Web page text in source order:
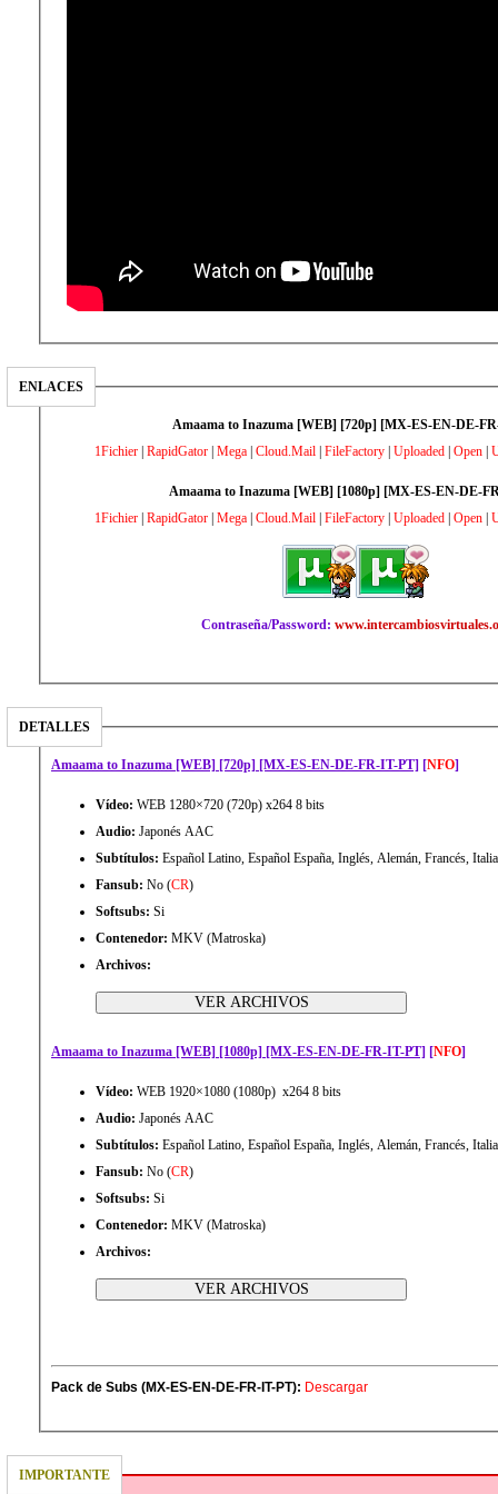
ENLACES
Amaama to Inazuma [WEB] [720p] [MX-ES-EN-DE-
1Fichier RapidGator Mega Cloud.Mail FileFactory Uploaded Open
Amaama to Inazuma [WEB] [1080p] [MX-ES-EN-DE-
1Fichier RapidGator Mega Cloud.Mail FileFactory Uploaded Open
Contraseña/Password:
DETALLES
Amaama to Inazuma [WEB] [720p] [MX-ES-EN-DE-FR-IT-PT] [NFO]
Vídeo: WEB 1280×720 (720p) x264 8 bits
Audio: Japonés AAC
Subtítulos: Español Latino, Español España, Inglés, Alemán, Francés,
Fansub: No (CR)
Softsubs: Si
Contenedor: MKV (Matroska)
Archivos:
Amaama to Inazuma [WEB] [1080p] [MX-ES-EN-DE-FR-IT-PT] [NFO]
Vídeo: WEB 1920×1080 (1080p) x264 8 bits
Audio: Japonés AAC
Subtítulos: Español Latino, Español España, Inglés, Alemán, Francés,
Fansub: No (CR)
Softsubs: Si
Contenedor: MKV (Matroska)
Archivos:
Pack de Subs (MX-ES-EN-DE-FR-IT-PT): Descargar
IMPORTANTE